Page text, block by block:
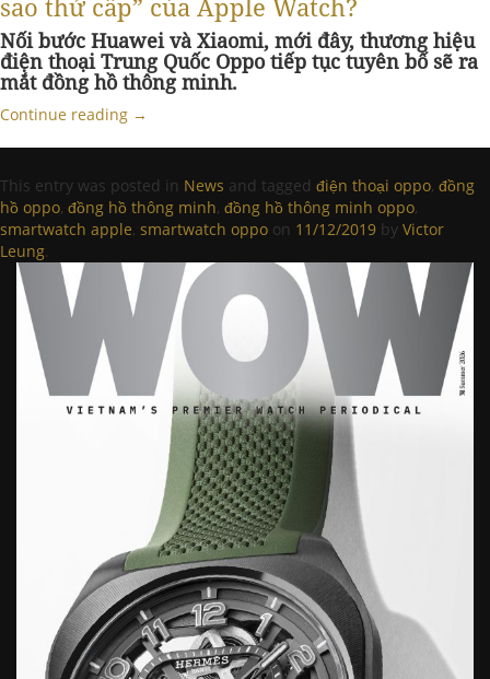
sao thứ cấp” của Apple Watch?
Nối bước Huawei và Xiaomi, mới đây, thương hiệu
điện thoại Trung Quốc Oppo tiếp tục tuyên bố sẽ ra
mắt đồng hồ thông minh.
Continue reading →
This entry was posted in News and tagged điện thoại oppo, đồng
hồ oppo, đồng hồ thông minh, đồng hồ thông minh oppo,
smartwatch apple, smartwatch oppo on 11/12/2019 by Victor
Leung.